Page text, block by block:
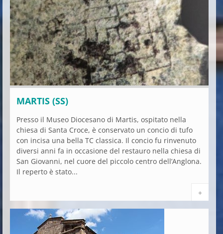
MARTIS (SS)
Presso il Museo Diocesano di Martis, ospitato nella
chiesa di Santa Croce, è conservato un concio di tufo
con incisa una bella TC classica. Il concio fu rinvenuto
diversi anni fa in occasione del restauro nella chiesa di
San Giovanni, nel cuore del piccolo centro dell’Anglona.
Il reperto è stato...
+